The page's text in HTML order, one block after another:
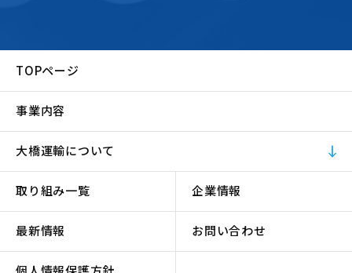
TOPページ
事業内容
大橋運輸について
取り組み一覧 企業情報
最新情報 お問い合わせ